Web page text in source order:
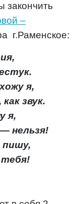
закончить
–
г.Раменское:
я,
звук.
я,
нельзя!
пишу,
тебя!